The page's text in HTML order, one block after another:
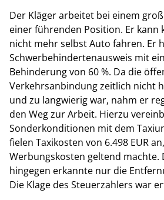
Der Kläger arbeitet bei einem
einer führenden Position. Er kann
nicht mehr selbst Auto fahren. Er
Schwerbehindertenausweis mit
Behinderung von 60 %. Da die
Verkehrsanbindung zeitlich nicht
und zu langwierig war, nahm er
den Weg zur Arbeit. Hierzu
Sonderkonditionen mit dem
fielen Taxikosten von 6.498 EUR
Werbungskosten geltend machte.
hingegen erkannte nur die
Die Klage des Steuerzahlers war